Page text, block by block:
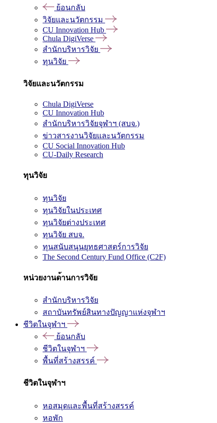
ย้อนกลับ
วิจัยและนวัตกรรม
CU Innovation Hub
Chula DigiVerse
สำนักบริหารวิจัย
ทุนวิจัย
วิจัยและนวัตกรรม
Chula DigiVerse
CU Innovation Hub
สำนักบริหารวิจัยจุฬาฯ (สบจ.)
ข่าวสารงานวิจัยและนวัตกรรม
CU Social Innovation Hub
CU-Daily Research
ทุนวิจัย
ทุนวิจัย
ทุนวิจัยในประเทศ
ทุนวิจัยต่างประเทศ
ทุนวิจัย สบจ.
ทุนสนับสนุนยุทธศาสตร์การวิจัย
The Second Century Fund Office (C2F)
หน่วยงานด้านการวิจัย
สำนักบริหารวิจัย
สถาบันทรัพย์สินทางปัญญาแห่งจุฬาฯ
ชีวิตในจุฬาฯ
ย้อนกลับ
ชีวิตในจุฬาฯ
พื้นที่สร้างสรรค์
ชีวิตในจุฬาฯ
หอสมุดและพื้นที่สร้างสรรค์
หอพัก